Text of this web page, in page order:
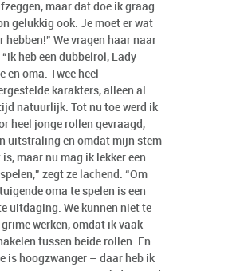
maar dat doe ik graag
gelukkig ook. Je moet er wat
hebben!” We vragen haar naar
heb een dubbelrol, Lady
en oma. Twee heel
karakters, alleen al
natuurlijk. Tot nu toe werd ik
heel jonge rollen gevraagd,
uitstraling en omdat mijn stem
maar nu mag ik lekker een
zegt ze lachend. “Om
oma te spelen is een
uitdaging. We kunnen niet te
werken, omdat ik vaak
tussen beide rollen. En
is hoogzwanger – daar heb ik